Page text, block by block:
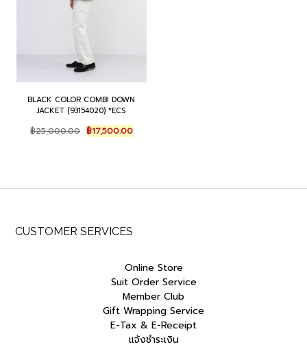
BLACK COLOR COMBI DOWN
JACKET (93154020) *ECS
฿25,000.00 Original
price
฿17,500.00Current
price
CUSTOMER SERVICES
Online Store
Suit Order Service
Member Club
Gift Wrapping Service
E-Tax & E-Receipt
แจ้งชำระเงิน